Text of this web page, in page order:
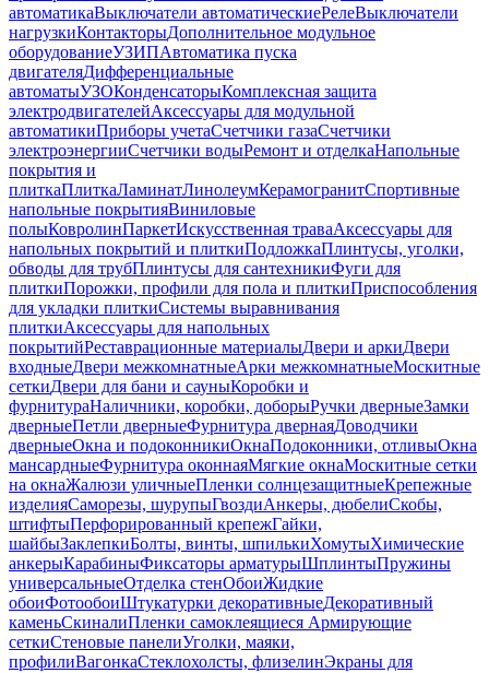
автоматикаВыключатели автоматическиеРелеВыключатели
нагрузкиКонтакторыДополнительное модульное
оборудованиеУЗИПАвтоматика пуска
двигателяДифференциальные
автоматыУЗОКонденсаторыКомплексная защита
электродвигателейАксессуары для модульной
автоматикиПриборы учетаСчетчики газаСчетчики
электроэнергииСчетчики водыРемонт и отделкаНапольные
покрытия и
плиткаПлиткаЛаминатЛинолеумКерамогранитСпортивные
напольные покрытияВиниловые
полыКовролинПаркетИскусственная траваАксессуары для
напольных покрытий и плиткиПодложкаПлинтусы, уголки,
обводы для трубПлинтусы для сантехникиФуги для
плиткиПорожки, профили для пола и плиткиПриспособления
для укладки плиткиСистемы выравнивания
плиткиАксессуары для напольных
покрытийРеставрационные материалыДвери и аркиДвери
входныеДвери межкомнатныеАрки межкомнатныеМоскитные
сеткиДвери для бани и сауныКоробки и
фурнитураНаличники, коробки, доборыРучки дверныеЗамки
дверныеПетли дверныеФурнитура двернаяДоводчики
дверныеОкна и подоконникиОкнаПодоконники, отливыОкна
мансардныеФурнитура оконнаяМягкие окнаМоскитные сетки
на окнаЖалюзи уличныеПленки солнцезащитныеКрепежные
изделияСаморезы, шурупыГвоздиАнкеры, дюбелиСкобы,
штифтыПерфорированный крепежГайки,
шайбыЗаклепкиБолты, винты, шпилькиХомутыХимические
анкерыКарабиныФиксаторы арматурыШплинтыПружины
универсальныеОтделка стенОбоиЖидкие
обоиФотообоиШтукатурки декоративныеДекоративный
каменьСкиналиПленки самоклеящиеся Армирующие
сеткиСтеновые панелиУголки, маяки,
профилиВагонкаСтеклохолсты, флизелинЭкраны для